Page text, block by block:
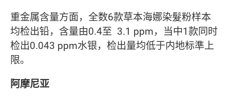
重金属含量方面，全数6款草本海娜染髮粉样本
均检出铅，含量由0.4至 3.1 ppm，当中1款同时
检出0.043 ppm水银，检出量均低于内地标準上
限。
阿摩尼亚